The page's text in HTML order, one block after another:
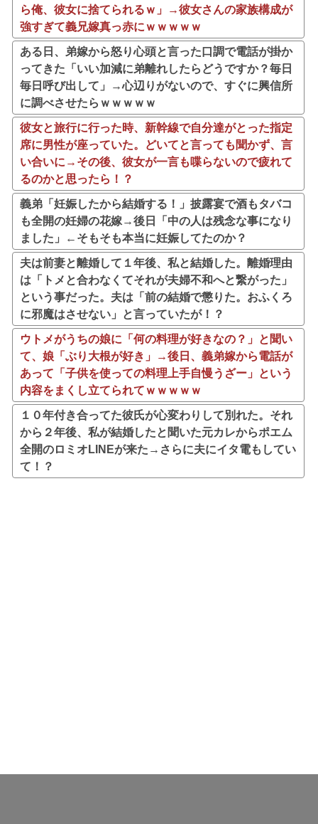
ら俺、彼女に捨てられるｗ」→彼女さんの家族構成が
強すぎて義兄嫁真っ赤にｗｗｗｗｗ
ある日、弟嫁から怒り心頭と言った口調で電話が掛か
ってきた「いい加減に弟離れしたらどうですか？毎日
毎日呼び出して」→心辺りがないので、すぐに興信所
に調べさせたらｗｗｗｗｗ
彼女と旅行に行った時、新幹線で自分達がとった指定
席に男性が座っていた。どいてと言っても聞かず、言
い合いに→その後、彼女が一言も喋らないので疲れて
るのかと思ったら！？
義弟「妊娠したから結婚する！」披露宴で酒もタバコ
も全開の妊婦の花嫁→後日「中の人は残念な事になり
ました」←そもそも本当に妊娠してたのか？
夫は前妻と離婚して１年後、私と結婚した。離婚理由
は「トメと合わなくてそれが夫婦不和へと繋がった」
という事だった。夫は「前の結婚で懲りた。おふくろ
に邪魔はさせない」と言っていたが！？
ウトメがうちの娘に「何の料理が好きなの？」と聞い
て、娘「ぶり大根が好き」→後日、義弟嫁から電話が
あって「子供を使っての料理上手自慢うざー」という
内容をまくし立てられてｗｗｗｗｗ
１０年付き合ってた彼氏が心変わりして別れた。それ
から２年後、私が結婚したと聞いた元カレからポエム
全開のロミオLINEが来た→さらに夫にイタ電もしてい
て！？